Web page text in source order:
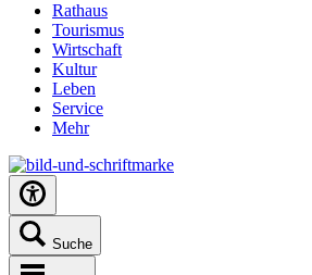
Rathaus
Tourismus
Wirtschaft
Kultur
Leben
Service
Mehr
Suche